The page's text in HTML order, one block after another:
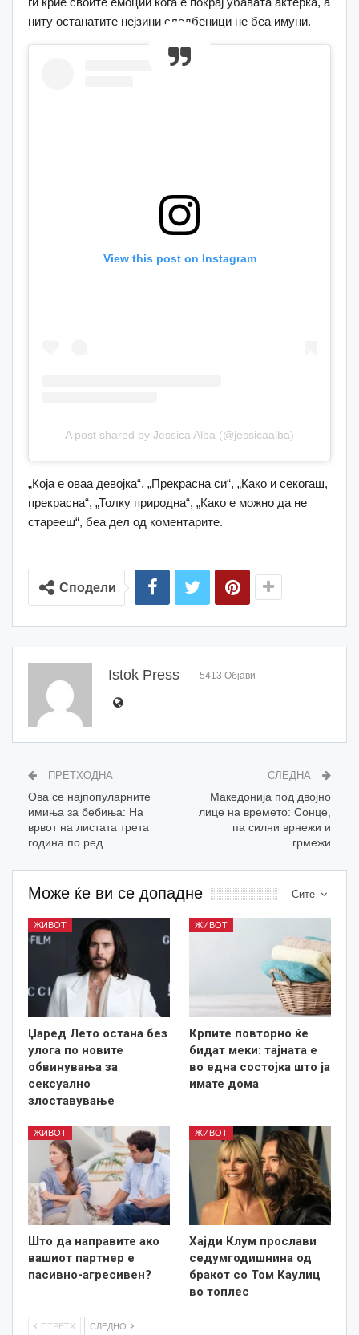
ниту останатите нејзини следбеници не беа имуни.
View this post on Instagram
A post shared by Jessica Alba (@jessicaalba)
„Која е оваа девојка“, „Прекрасна си“, „Како и секогаш,
прекрасна“, „Толку природна“, „Како е можно да не
старееш“, беа дел од коментарите.
Сподели
Istok Press 5413 Објави
ПРЕТХОДНА
Ова се најпопуларните
имиња за бебиња: На
врвот на листата трета
година по ред
СЛЕДНА
Македонија под двојно
лице на времето: Сонце,
па силни врнежи и
грмежи
Сите
Може ќе ви се допадне
ЖИВОТ
Џаред Лето остана без
улога по новите
обвинувања за
сексуално
злоставување
ЖИВОТ
Крпите повторно ќе
бидат меки: тајната е
во една состојка што ја
имате дома
ЖИВОТ
Што да направите ако
вашиот партнер е
пасивно-агресивен?
ЖИВОТ
Хајди Клум прослави
седумгодишнина од
бракот со Том Каулиц
во топлес
ПТРЕТХ СЛЕДНО